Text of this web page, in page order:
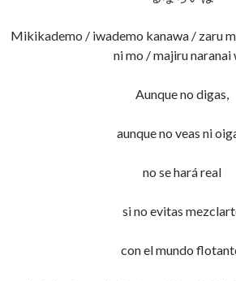
Mikikademo / iwademo kanawa / zaru
ni mo / majiru naranai
Aunque no digas,
aunque no veas ni
no se hará real
si no evitas
con el mundo